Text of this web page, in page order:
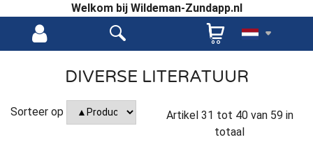
Welkom bij Wildeman-Zundapp.nl
DIVERSE LITERATUUR
Sorteer op Artikel 31 tot 40van 59 in
totaal